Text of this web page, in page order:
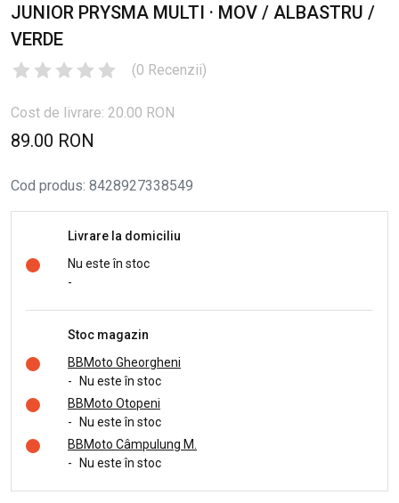
JUNIOR PRYSMA MULTI · MOV / ALBASTRU /
VERDE
(0 Recenzii)
Cost de livrare: 20.00 RON
89.00 RON
Cod produs: 8428927338549
Livrare la domiciliu
Nu este în stoc
-
Stoc magazin
BBMoto Gheorgheni
-
Nu este în stoc
BBMoto Otopeni
-
Nu este în stoc
BBMoto Câmpulung M.
-
Nu este în stoc